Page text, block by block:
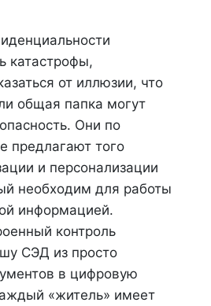
катастрофы,
от иллюзии, что
общая папка могут
Они по
предлагают того
и персонализации
необходим для работы
информацией.
контроль
СЭД из просто
в цифровую
«житель» имеет